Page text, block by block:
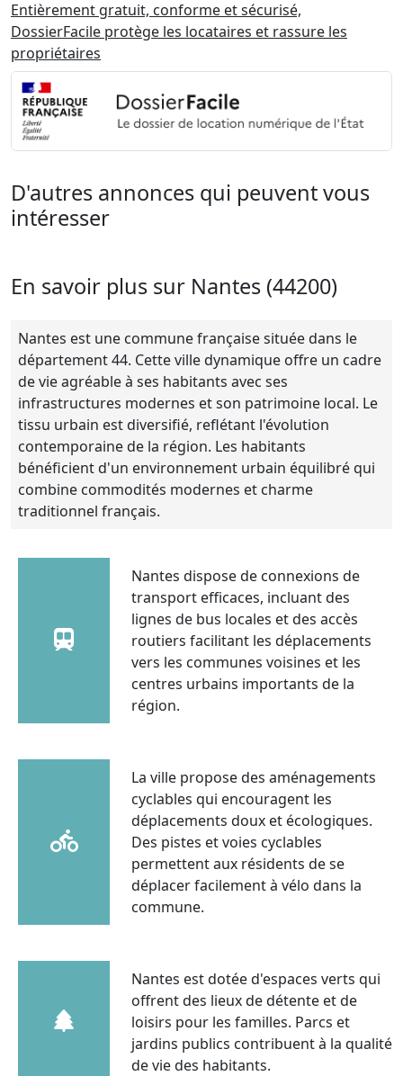
Entièrement gratuit, conforme et sécurisé,
DossierFacile protège les locataires et rassure les
propriétaires
D'autres annonces qui peuvent vous
intéresser
En savoir plus sur Nantes (44200)
Nantes est une commune française située dans le
département 44. Cette ville dynamique offre un cadre
de vie agréable à ses habitants avec ses
infrastructures modernes et son patrimoine local. Le
tissu urbain est diversifié, reflétant l'évolution
contemporaine de la région. Les habitants
bénéficient d'un environnement urbain équilibré qui
combine commodités modernes et charme
traditionnel français.
Nantes dispose de connexions de
transport efficaces, incluant des
lignes de bus locales et des accès
routiers facilitant les déplacements
vers les communes voisines et les
centres urbains importants de la
région.
La ville propose des aménagements
cyclables qui encouragent les
déplacements doux et écologiques.
Des pistes et voies cyclables
permettent aux résidents de se
déplacer facilement à vélo dans la
commune.
Nantes est dotée d'espaces verts qui
offrent des lieux de détente et de
loisirs pour les familles. Parcs et
jardins publics contribuent à la qualité
de vie des habitants.